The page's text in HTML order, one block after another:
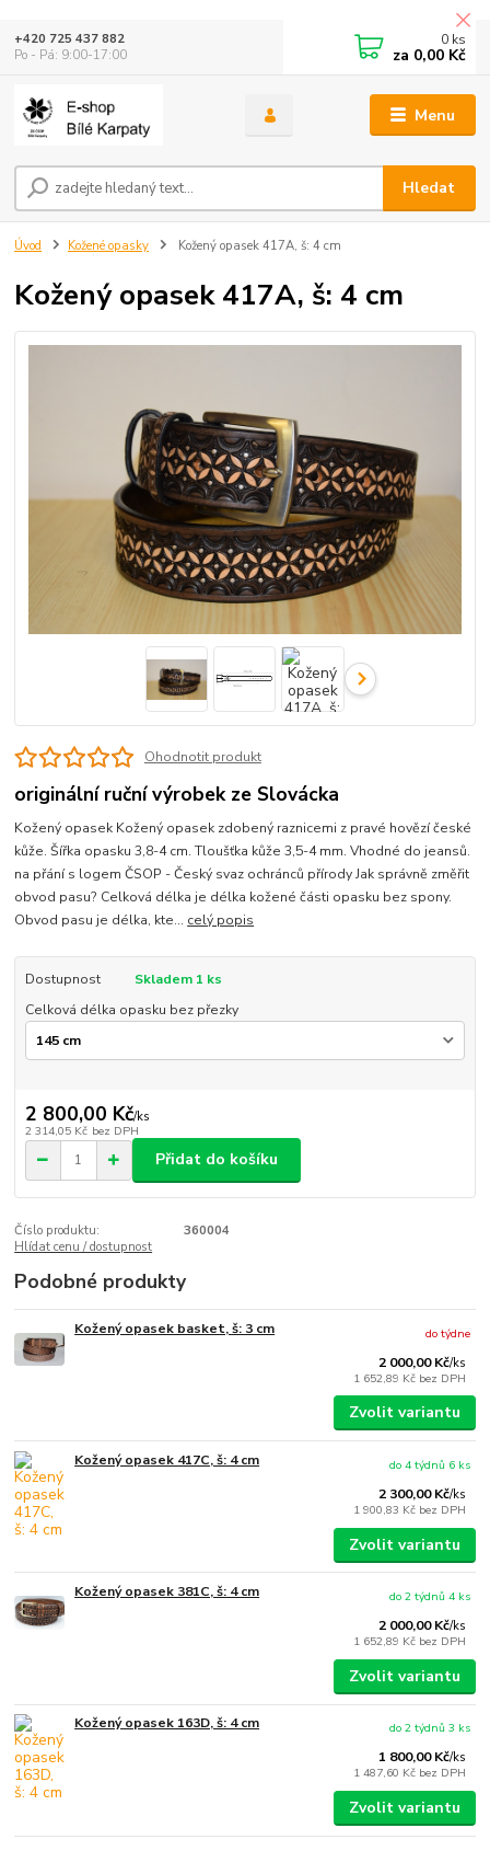
Menu
Hledat
+420 725 437 882
Po - Pá: 9:00-17:00
0 ks
za 0,00 Kč
Úvod Kožené opasky Kožený opasek 417A, š: 4 cm
Kožený opasek 417A, š: 4 cm
Ohodnotit produkt
originální ruční výrobek ze Slovácka
Kožený opasek Kožený opasek zdobený raznicemi z pravé hovězí české
kůže. Šířka opasku 3,8-4 cm. Tloušťka kůže 3,5-4 mm. Vhodné do jeansů.
na přání s logem ČSOP - Český svaz ochránců přírody Jak správně změřit
obvod pasu? Celková délka je délka kožené části opasku bez spony.
Obvod pasu je délka, kte... celý popis
Dostupnost
Skladem 1 ks
Celková délka opasku bez přezky
2 800,00 Kč/ks
2 314,05 Kč bez DPH
Přidat do košíku
Číslo produktu:
360004
Hlídat cenu / dostupnost
Podobné produkty
Kožený opasek basket, š: 3 cm
2 000,00 Kč/ks
1 652,89 Kč bez DPH
do týdne
Zvolit variantu
Kožený opasek 417C, š: 4 cm
2 300,00 Kč/ks
1 900,83 Kč bez DPH
do 4 týdnů 6 ks
Zvolit variantu
Kožený opasek 381C, š: 4 cm
2 000,00 Kč/ks
1 652,89 Kč bez DPH
do 2 týdnů 4 ks
Zvolit variantu
Kožený opasek 163D, š: 4 cm
1 800,00 Kč/ks
1 487,60 Kč bez DPH
do 2 týdnů 3 ks
Zvolit variantu